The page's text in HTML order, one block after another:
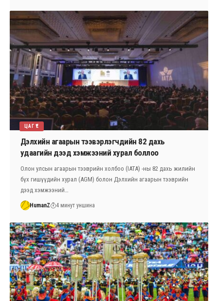
ЦАГ ҮЕ
Дэлхийн агаарын тээвэрлэгчдийн 82 дахь
удаагийн дээд хэмжээний хурал боллоо
Олон улсын агаарын тээврийн холбоо (IATA) -ны 82 дахь жилийн
бүх гишүүдийн хурал (AGM) болон Дэлхийн агаарын тээврийн
дээд хэмжээний…
HumanZ 4 минут уншина